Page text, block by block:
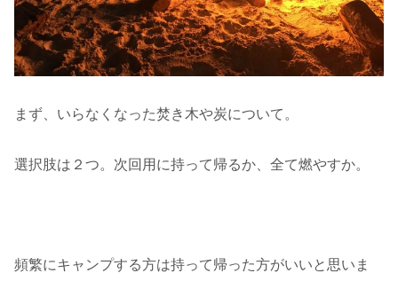
まず、いらなくなった焚き木や炭について。
選択肢は２つ。次回用に持って帰るか、全て燃やすか。
頻繁にキャンプする方は持って帰った方がいいと思いま